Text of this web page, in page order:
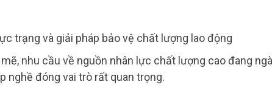
nhu cầu về nguồn nhân lực chất lượng cao đang
nghề đóng vai trò rất quan trọng.